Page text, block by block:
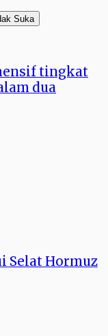
Suka
tingkat
dua
Selat Hormuz